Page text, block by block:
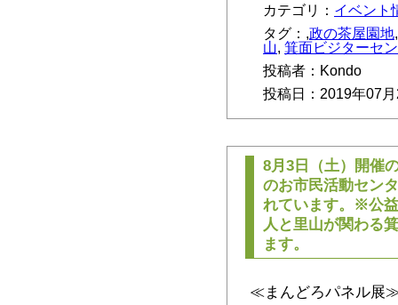
カテゴリ： イベント
タグ：,政の茶屋園地
山, 箕面ビジターセ
投稿者：Kondo
投稿日：2019年07
8月3日（土）開催
のお市民活動セン
れています。※公
人と里山が関わる
ます。
≪まんどろパネル展